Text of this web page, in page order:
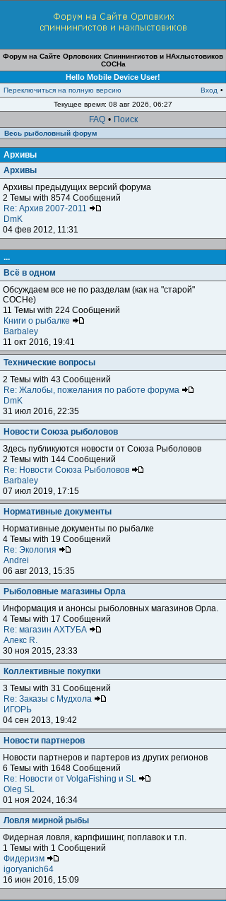
Форум на Сайте Орловских Спиннингистов и НАхлыстовиков
СОСНа
Hello Mobile Device User!
Переключиться на полную версию Вход •
Текущее время: 08 авг 2026, 06:27
FAQ • Поиск
Весь рыболовный форум
Архивы
Архивы
Архивы предыдущих версий форума
2 Темы with 8574 Сообщений
Re: Архив 2007-2011
DmK
04 фев 2012, 11:31
...
Всё в одном
Обсуждаем все не по разделам (как на "старой"
СОСНе)
11 Темы with 224 Сообщений
Книги о рыбалке
Barbaley
11 окт 2016, 19:41
Технические вопросы
2 Темы with 43 Сообщений
Re: Жалобы, пожелания по работе форума
DmK
31 июл 2016, 22:35
Новости Союза рыболовов
Здесь публикуются новости от Союза Рыболовов
2 Темы with 144 Сообщений
Re: Новости Союза Рыболовов
Barbaley
07 июл 2019, 17:15
Нормативные документы
Нормативные документы по рыбалке
4 Темы with 19 Сообщений
Re: Экология
Andrei
06 авг 2013, 15:35
Рыболовные магазины Орла
Информация и анонсы рыболовных магазинов Орла.
4 Темы with 17 Сообщений
Re: магазин АХТУБА
Алекс R.
30 ноя 2015, 23:33
Коллективные покупки
3 Темы with 31 Сообщений
Re: Заказы с Мудхола
ИГОРЬ
04 сен 2013, 19:42
Новости партнеров
Новости партнеров и партеров из других регионов
6 Темы with 1648 Сообщений
Re: Новости от VolgaFishing и SL
Oleg SL
01 ноя 2024, 16:34
Ловля мирной рыбы
Фидерная ловля, карпфишинг, поплавок и т.п.
1 Темы with 1 Сообщений
Фидеризм
igoryanich64
16 июн 2016, 15:09